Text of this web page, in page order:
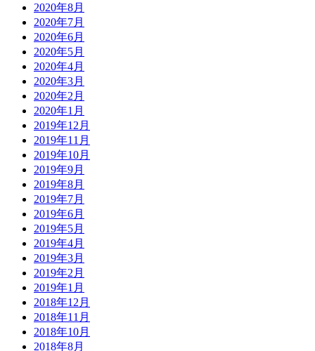
2020年8月
2020年7月
2020年6月
2020年5月
2020年4月
2020年3月
2020年2月
2020年1月
2019年12月
2019年11月
2019年10月
2019年9月
2019年8月
2019年7月
2019年6月
2019年5月
2019年4月
2019年3月
2019年2月
2019年1月
2018年12月
2018年11月
2018年10月
2018年8月